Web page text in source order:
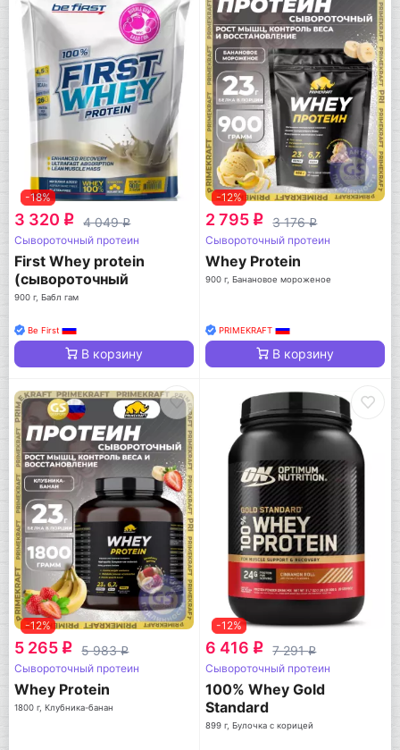
-18%
3 320 q 4 049q
Сывороточный протеин
First Whey protein
(сывороточный
протеин)
900 г, Бабл гам
Be First
В корзину
-12%
2 795 q 3 176q
Сывороточный протеин
Whey Protein
900 г, Банановое мороженое
PRIMEKRAFT
В корзину
-12%
5 265 q 5 983q
Сывороточный протеин
Whey Protein
1800 г, Клубника-банан
-12%
6 416 q 7 291q
Сывороточный протеин
100% Whey Gold
Standard
899 г, Булочка с корицей